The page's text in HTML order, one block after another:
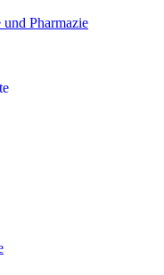
Pharmazie